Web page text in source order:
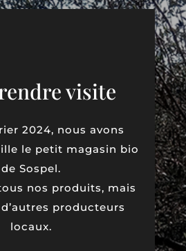
visite
2024, nous avons
le petit magasin bio
de Sospel.
nos produits, mais
producteurs
locaux.